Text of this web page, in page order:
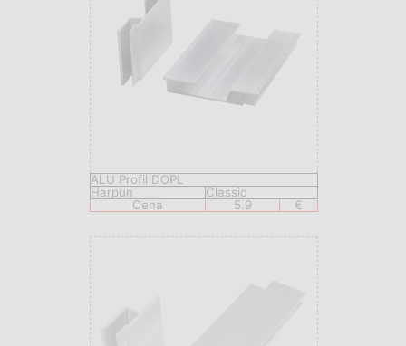
ALU Profil DOPL
Harpun
Classic
Cena
5.9 €